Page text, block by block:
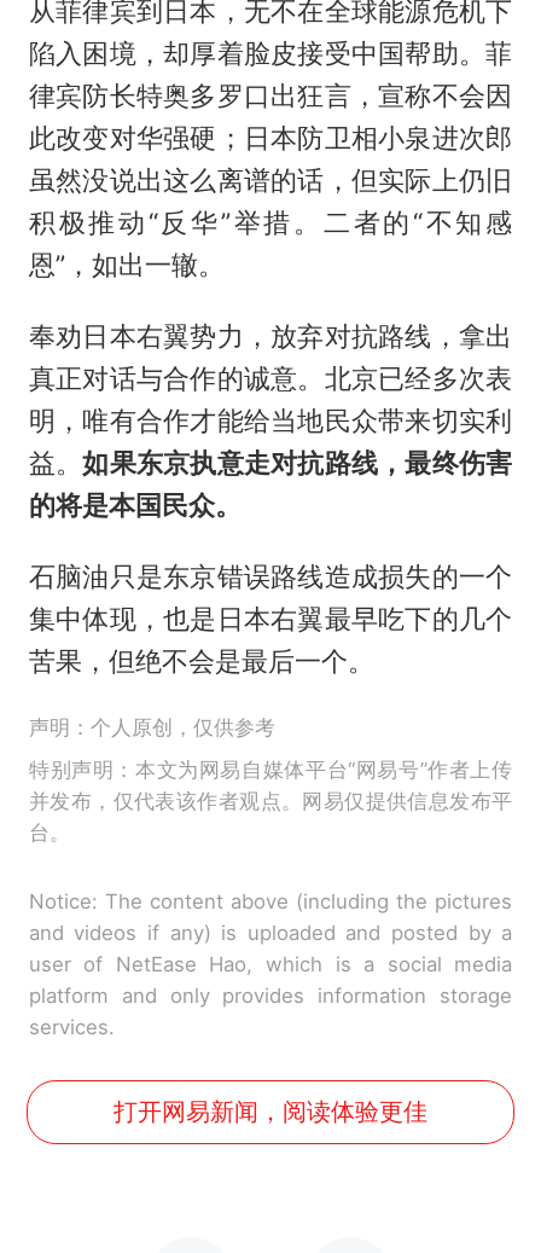
从菲律宾到日本，无不在全球能源危机下
陷入困境，却厚着脸皮接受中国帮助。菲
律宾防长特奥多罗口出狂言，宣称不会因
此改变对华强硬；日本防卫相小泉进次郎
虽然没说出这么离谱的话，但实际上仍旧
积极推动“反华”举措。二者的“不知感
恩”，如出一辙。
奉劝日本右翼势力，放弃对抗路线，拿出
真正对话与合作的诚意。北京已经多次表
明，唯有合作才能给当地民众带来切实利
益。如果东京执意走对抗路线，最终伤害
的将是本国民众。
石脑油只是东京错误路线造成损失的一个
集中体现，也是日本右翼最早吃下的几个
苦果，但绝不会是最后一个。
声明：个人原创，仅供参考
特别声明：本文为网易自媒体平台“网易号”作者上传
并发布，仅代表该作者观点。网易仅提供信息发布平
台。
Notice: The content above (including the pictures
and videos if any) is uploaded and posted by a
user of NetEase Hao, which is a social media
platform and only provides information storage
services.
打开网易新闻，阅读体验更佳